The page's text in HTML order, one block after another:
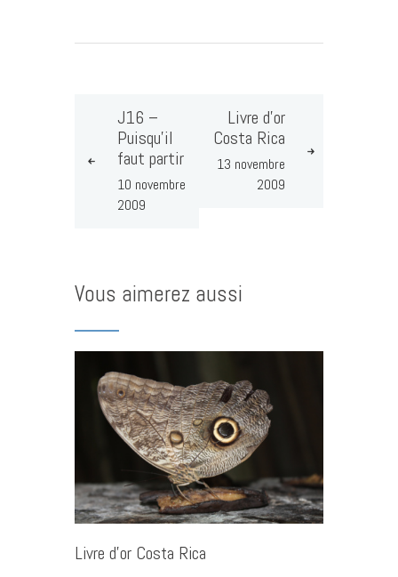
J16 –
Puisqu’il
faut partir
10 novembre
2009
Livre d’or
Costa Rica
13 novembre
2009
Vous aimerez aussi
Livre d’or Costa Rica